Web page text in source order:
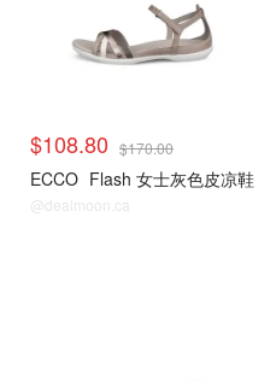
$108.80 $170.00
ECCO Flash 女士灰色皮凉鞋
@dealmoon.ca